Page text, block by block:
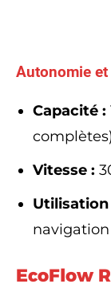
Autonomie
Capacité :
complètes)
Vitesse :
Utilisation
EcoFlow